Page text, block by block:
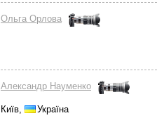
Ольга Орлова
Александр Науменко
Київ, Україна